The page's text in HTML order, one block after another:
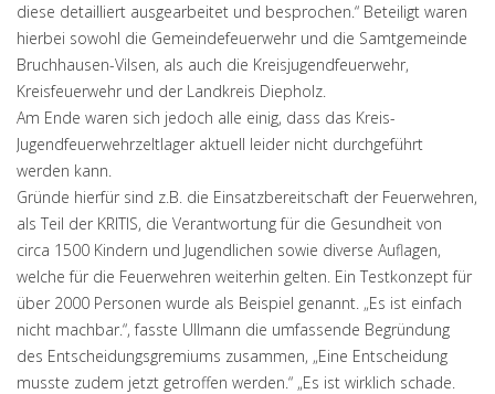
diese detailliert ausgearbeitet und besprochen.“ Beteiligt waren
hierbei sowohl die Gemeindefeuerwehr und die Samtgemeinde
Bruchhausen-Vilsen, als auch die Kreisjugendfeuerwehr,
Kreisfeuerwehr und der Landkreis Diepholz.
Am Ende waren sich jedoch alle einig, dass das Kreis-
Jugendfeuerwehrzeltlager aktuell leider nicht durchgeführt
werden kann.
Gründe hierfür sind z.B. die Einsatzbereitschaft der Feuerwehren,
als Teil der KRITIS, die Verantwortung für die Gesundheit von
circa 1500 Kindern und Jugendlichen sowie diverse Auflagen,
welche für die Feuerwehren weiterhin gelten. Ein Testkonzept für
über 2000 Personen wurde als Beispiel genannt. „Es ist einfach
nicht machbar.“, fasste Ullmann die umfassende Begründung
des Entscheidungsgremiums zusammen, „Eine Entscheidung
musste zudem jetzt getroffen werden.“ „Es ist wirklich schade.